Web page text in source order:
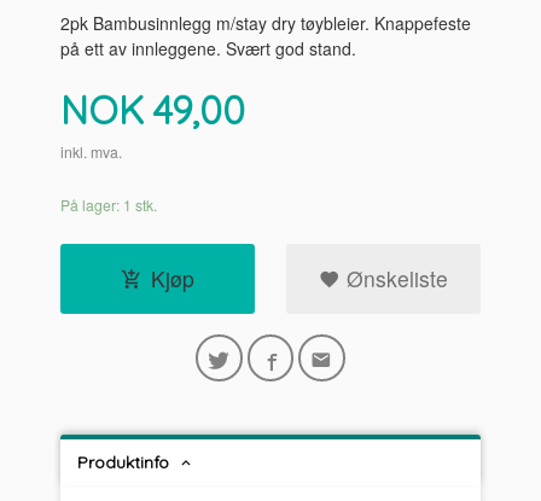
2pk Bambusinnlegg m/stay dry tøybleier. Knappefeste
på ett av innleggene. Svært god stand.
Pris
NOK49,00
inkl. mva.
På lager: 1 stk.
Kjøp Ønskeliste
Produktinfo